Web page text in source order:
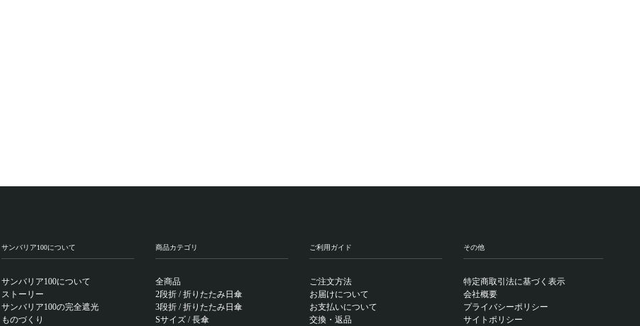
サンバリア100について
サンバリア100について
ストーリー
サンバリア100の完全遮光
ものづくり
商品カテゴリ
全商品
2段折 / 折りたたみ日傘
3段折 / 折りたたみ日傘
Sサイズ / 長傘
ご利用ガイド
ご注文方法
お届けについて
お支払いについて
交換・返品
その他
特定商取引法に基づく表示
会社概要
プライバシーポリシー
サイトポリシー